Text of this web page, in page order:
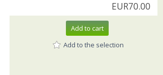
EUR70.00
Add to cart
Add to the selection